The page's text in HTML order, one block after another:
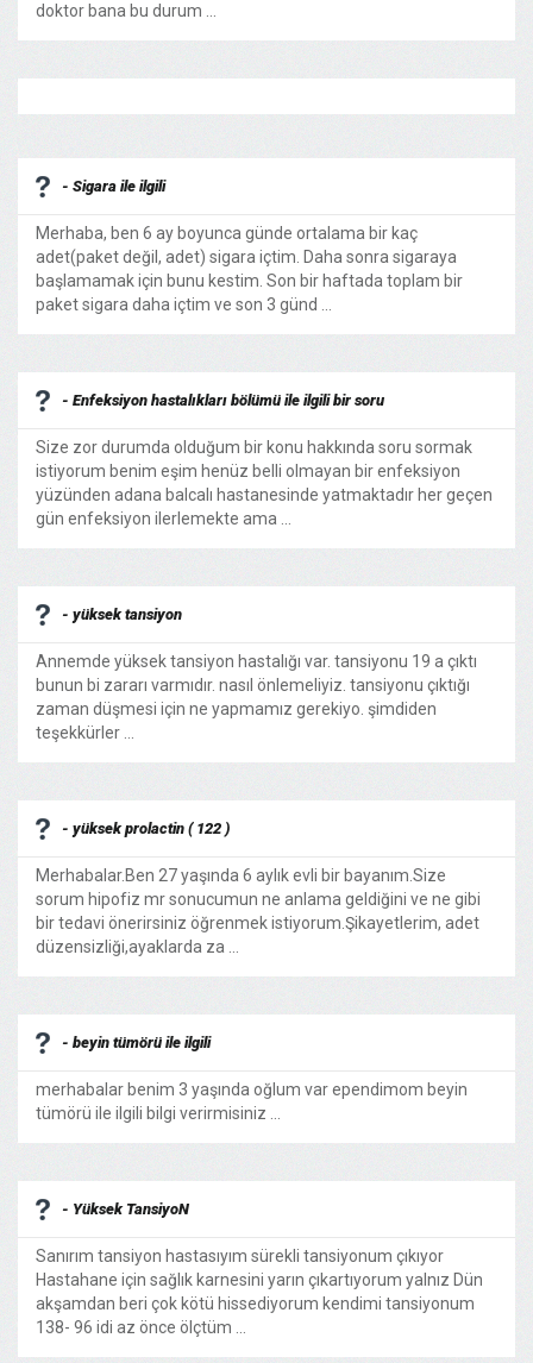
doktor bana bu durum ...
- Sigara ile ilgili
Merhaba, ben 6 ay boyunca günde ortalama bir kaç
adet(paket değil, adet) sigara içtim. Daha sonra sigaraya
başlamamak için bunu kestim. Son bir haftada toplam bir
paket sigara daha içtim ve son 3 günd ...
- Enfeksiyon hastalıkları bölümü ile ilgili bir soru
Size zor durumda olduğum bir konu hakkında soru sormak
istiyorum benim eşim henüz belli olmayan bir enfeksiyon
yüzünden adana balcalı hastanesinde yatmaktadır her geçen
gün enfeksiyon ilerlemekte ama ...
- yüksek tansiyon
Annemde yüksek tansiyon hastalığı var. tansiyonu 19 a çıktı
bunun bi zararı varmıdır. nasıl önlemeliyiz. tansiyonu çıktığı
zaman düşmesi için ne yapmamız gerekiyo. şimdiden
teşekkürler ...
- yüksek prolactin ( 122 )
Merhabalar.Ben 27 yaşında 6 aylık evli bir bayanım.Size
sorum hipofiz mr sonucumun ne anlama geldiğini ve ne gibi
bir tedavi önerirsiniz öğrenmek istiyorum.Şikayetlerim, adet
düzensizliği,ayaklarda za ...
- beyin tümörü ile ilgili
merhabalar benim 3 yaşında oğlum var ependimom beyin
tümörü ile ilgili bilgi verirmisiniz ...
- Yüksek TansiyoN
Sanırım tansiyon hastasıyım sürekli tansiyonum çıkıyor
Hastahane için sağlık karnesini yarın çıkartıyorum yalnız Dün
akşamdan beri çok kötü hissediyorum kendimi tansiyonum
138- 96 idi az önce ölçtüm ...